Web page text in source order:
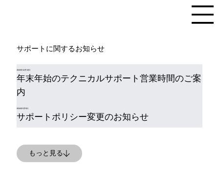
​サポートに関するお知らせ
2024年12月13日
年末年始のテクニカルサポート営業時間のご案
内
2024年9月9日
サポートポリシー変更のお知らせ
もっと見る